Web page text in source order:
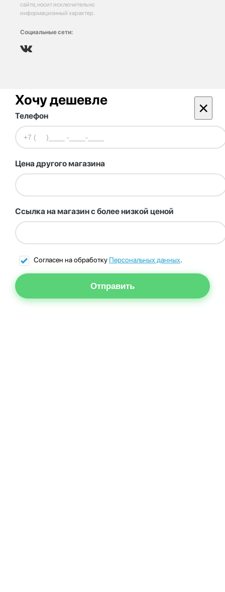
сайте, носит исключительно
информационный характер.
Социальные сети:
Хочу дешевле ×
Телефон
Цена другого магазина
Ссылка на магазин с более низкой ценой
Согласен на обработку Персональных данных.
Отправить